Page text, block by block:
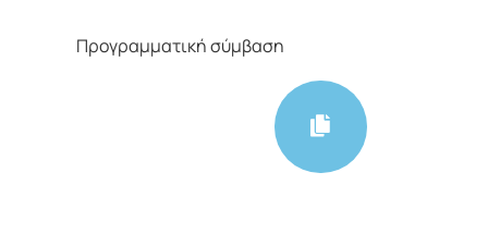
Προγραμματική σύμβαση